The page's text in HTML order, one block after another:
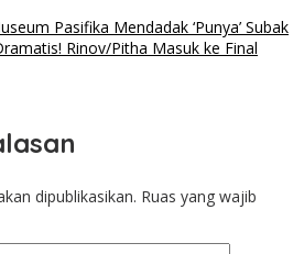
Pasifika Mendadak ‘Punya’ Subak
Rinov/Pitha Masuk ke Final
dipublikasikan. Ruas yang wajib